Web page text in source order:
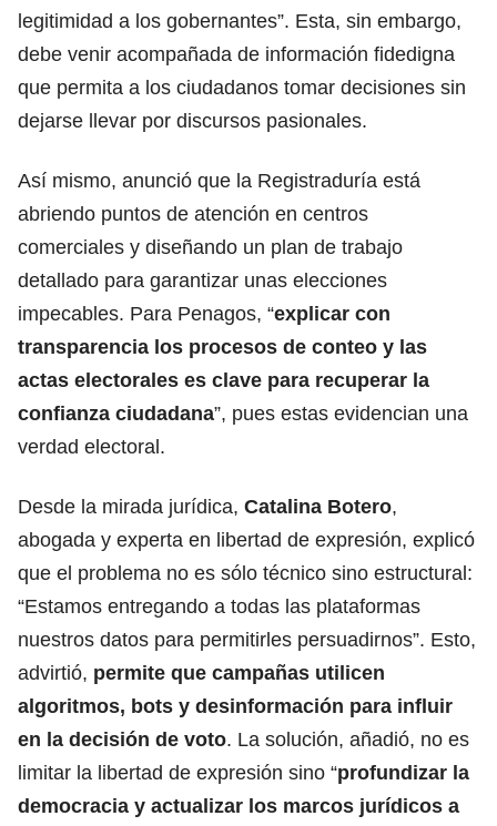
legitimidad a los gobernantes”. Esta, sin embargo,
debe venir acompañada de información fidedigna
que permita a los ciudadanos tomar decisiones sin
dejarse llevar por discursos pasionales.
Así mismo, anunció que la Registraduría está
abriendo puntos de atención en centros
comerciales y diseñando un plan de trabajo
detallado para garantizar unas elecciones
impecables. Para Penagos, “explicar con
transparencia los procesos de conteo y las
actas electorales es clave para recuperar la
confianza ciudadana”, pues estas evidencian una
verdad electoral.
Desde la mirada jurídica, Catalina Botero,
abogada y experta en libertad de expresión, explicó
que el problema no es sólo técnico sino estructural:
“Estamos entregando a todas las plataformas
nuestros datos para permitirles persuadirnos”. Esto,
advirtió, permite que campañas utilicen
algoritmos, bots y desinformación para influir
en la decisión de voto. La solución, añadió, no es
limitar la libertad de expresión sino “profundizar la
democracia y actualizar los marcos jurídicos a